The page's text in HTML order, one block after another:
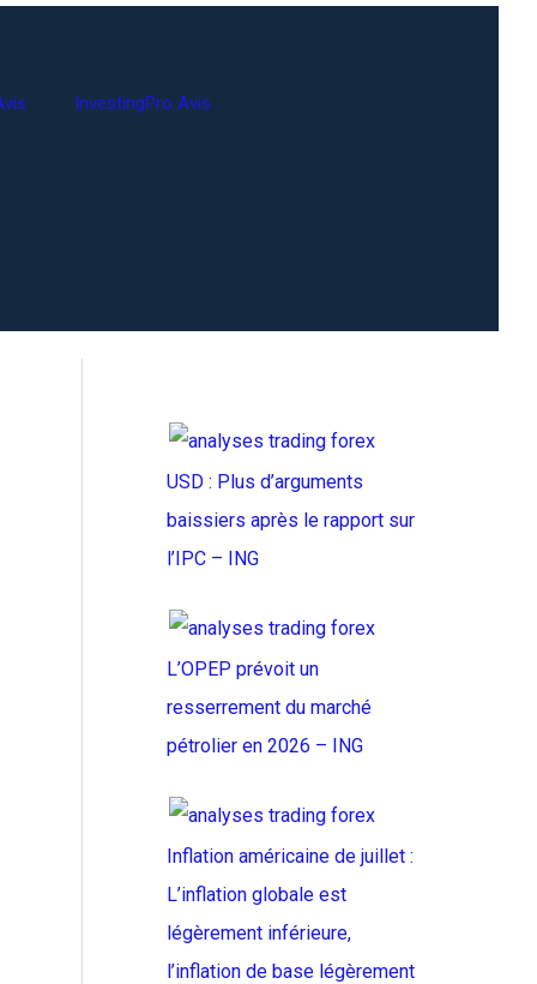
InvestingPro Avis
USD : Plus d’arguments
baissiers après le rapport sur
l’IPC – ING
L’OPEP prévoit un
resserrement du marché
pétrolier en 2026 – ING
Inflation américaine de juillet :
L’inflation globale est
légèrement inférieure,
l’inflation de base légèrement